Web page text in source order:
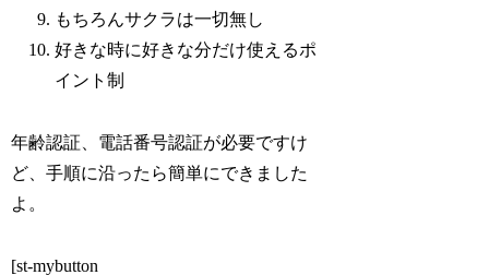
もちろんサクラは一切無し
好きな時に好きな分だけ使えるポ
イント制
年齢認証、電話番号認証が必要ですけ
ど、手順に沿ったら簡単にできました
よ。
[st-mybutton